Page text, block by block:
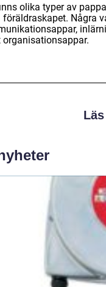
olika typer av
föräldraskapet. Några
organisationsappar.